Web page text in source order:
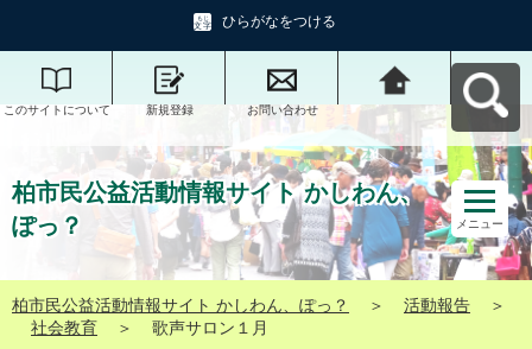
ひらがなをつける
このサイトについて 新規登録 お問い合わせ
柏市民公益活動情報
サイト かしわん、ぽ
っ？へ戻る
柏市民公益活動情報サイト かしわん、
ぽっ？
メニュー
柏市民公益活動情報サイト かしわん、ぽっ？ ＞ 活動報告
＞
社会教育
＞ 歌声サロン１月